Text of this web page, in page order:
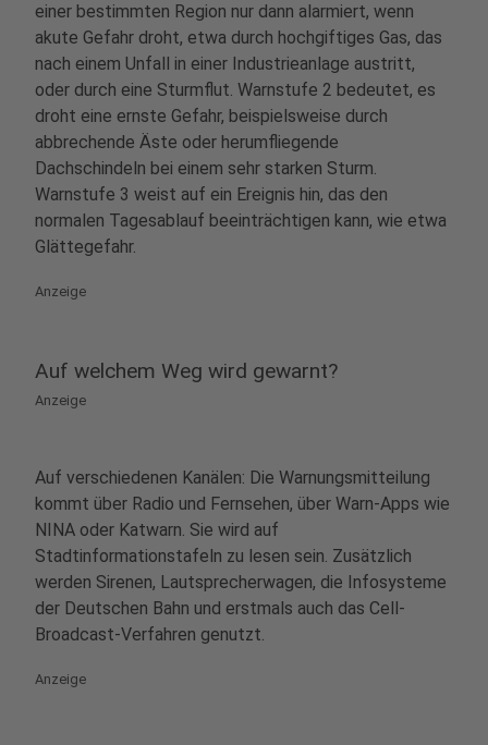
einer bestimmten Region nur dann alarmiert, wenn
akute Gefahr droht, etwa durch hochgiftiges Gas, das
nach einem Unfall in einer Industrieanlage austritt,
oder durch eine Sturmflut. Warnstufe 2 bedeutet, es
droht eine ernste Gefahr, beispielsweise durch
abbrechende Äste oder herumfliegende
Dachschindeln bei einem sehr starken Sturm.
Warnstufe 3 weist auf ein Ereignis hin, das den
normalen Tagesablauf beeinträchtigen kann, wie etwa
Glättegefahr.
Anzeige
Auf welchem Weg wird gewarnt?
Anzeige
Auf verschiedenen Kanälen: Die Warnungsmitteilung
kommt über Radio und Fernsehen, über Warn-Apps wie
NINA oder Katwarn. Sie wird auf
Stadtinformationstafeln zu lesen sein. Zusätzlich
werden Sirenen, Lautsprecherwagen, die Infosysteme
der Deutschen Bahn und erstmals auch das Cell-
Broadcast-Verfahren genutzt.
Anzeige